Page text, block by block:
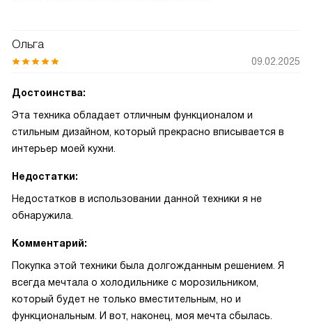
Ольга
09.02.2025
Достоинства:
Эта техника обладает отличным функционалом и
стильным дизайном, который прекрасно вписывается в
интерьер моей кухни.
Недостатки:
Недостатков в использовании данной техники я не
обнаружила.
Комментарий:
Покупка этой техники была долгожданным решением. Я
всегда мечтала о холодильнике с морозильником,
который будет не только вместительным, но и
функциональным. И вот, наконец, моя мечта сбылась.